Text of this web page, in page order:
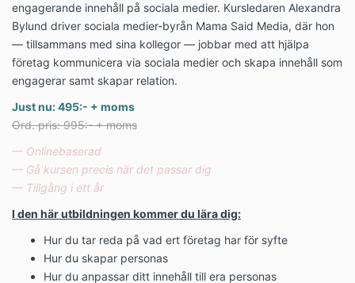
engagerande innehåll på sociala medier. Kursledaren Alexandra
Bylund driver sociala medier-byrån Mama Said Media, där hon
— tillsammans med sina kollegor — jobbar med att hjälpa
företag kommunicera via sociala medier och skapa innehåll som
engagerar samt skapar relation.
Just nu: 495:- + moms
Ord. pris: 995:- + moms
— Onlinebaserad
— Gå kursen precis när det passar dig
— Tillgång i ett år
I den här utbildningen kommer du lära dig:
Hur du tar reda på vad ert företag har för syfte
Hur du skapar personas
Hur du anpassar ditt innehåll till era personas